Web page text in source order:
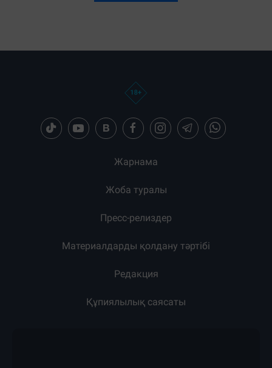
Жарнама
Жоба туралы
Пресс-релиздер
Материалдарды қолдану тәртібі
Редакция
Құпиялылық саясаты